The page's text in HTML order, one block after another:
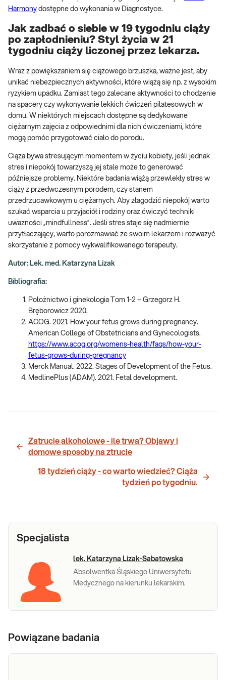
Harmony dostępne do wykonania w Diagnostyce.
Jak zadbać o siebie w 19 tygodniu ciąży
po zapłodnieniu? Styl życia w 21
tygodniu ciąży liczonej przez lekarza.
Wraz z powiększaniem się ciążowego brzuszka, ważne jest, aby
unikać niebezpiecznych aktywności, które wiążą się np. z wysokim
ryzykiem upadku. Zamiast tego zalecane aktywności to chodzenie
na spacery czy wykonywanie lekkich ćwiczeń pilatesowych w
domu. W niektórych miejscach dostępne są dedykowane
ciężarnym zajęcia z odpowiednimi dla nich ćwiczeniami, które
mogą pomóc przygotować ciało do porodu.
Ciąża bywa stresującym momentem w życiu kobiety, jeśli jednak
stres i niepokój towarzyszą jej stale może to generować
późniejsze problemy. Niektóre badania wiążą przewlekły stres w
ciąży z przedwczesnym porodem, czy stanem
przedrzucawkowym u ciężarnych. Aby złagodzić niepokój warto
szukać wsparcia u przyjaciół i rodziny oraz ćwiczyć techniki
uważności „mindfullness”. Jeśli stres staje się nadmiernie
przytłaczający, warto porozmawiać ze swoim lekarzem i rozważyć
skorzystanie z pomocy wykwalifikowanego terapeuty.
Autor: Lek. med. Katarzyna Lizak
Bibliografia:
Położnictwo i ginekologia Tom 1-2 – Grzegorz H.
Bręborowicz 2020.
ACOG. 2021. How your fetus grows during pregnancy.
American College of Obstetricians and Gynecologists.
https://www.acog.org/womens-health/faqs/how-your-
fetus-grows-during-pregnancy
Merck Manual. 2022. Stages of Development of the Fetus.
MedlinePlus (ADAM). 2021. Fetal development.
Zatrucie alkoholowe - ile trwa? Objawy i
domowe sposoby na ztrucie
18 tydzień ciąży - co warto wiedzieć? Ciąża
tydzień po tygodniu.
Specjalista
lek. Katarzyna Lizak-Sabatowska
Absolwentka Śląskiego Uniwersytetu
Medycznego na kierunku lekarskim.
Powiązane badania